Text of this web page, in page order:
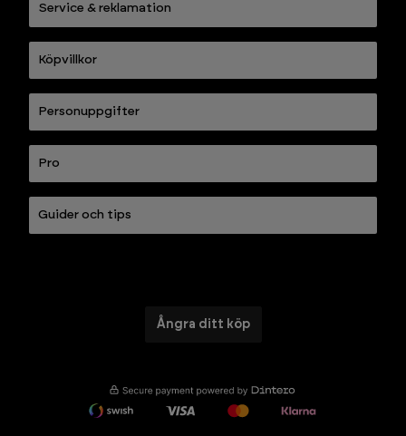
Service & reklamation
Köpvillkor
Personuppgifter
Pro
Guider och tips
Ångra ditt köp